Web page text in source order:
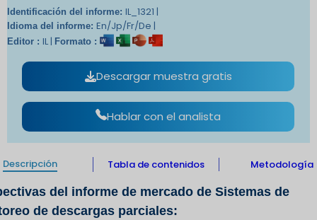
Identificación del informe: IL_1321 |
Idioma del informe: En/Jp/Fr/De |
Editor : IL | Formato :
Descargar muestra gratis
Hablar con el analista
Descripción Tabla de contenidos Metodología
del informe de mercado de Sistemas de
de descargas parciales: